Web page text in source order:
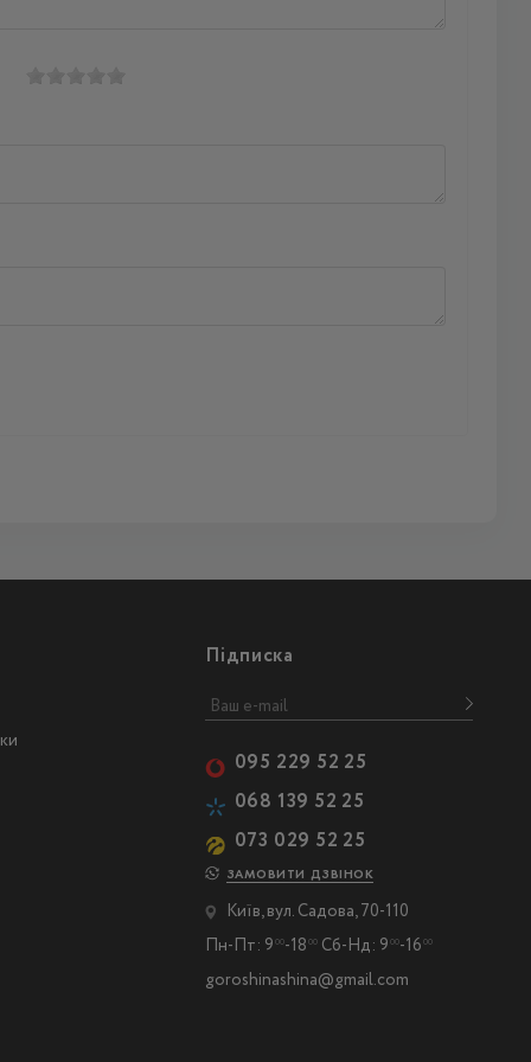
Підписка
095 229 52 25
068 139 52 25
073 029 52 25
ЗАМОВИТИ ДЗВІНОК
Київ, вул. Садова, 70-110
Пн-Пт: 9 00-18 00Сб-Нд: 9 00-16 00
goroshinashina@gmail.com